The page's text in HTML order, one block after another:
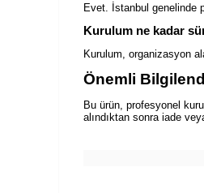
Evet. İstanbul genelinde
Kurulum ne kadar
Kurulum, organizasyon
Önemli
Bu ürün, profesyonel
alındıktan sonra iade